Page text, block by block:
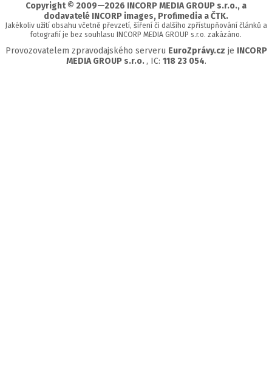
Copyright © 2009—2026 INCORP MEDIA GROUP s.r.o., a
dodavatelé INCORP images, Profimedia a ČTK.
Jakékoliv užití obsahu včetně převzetí, šíření či dalšího zpřístupňování článků a
fotografií je bez souhlasu INCORP MEDIA GROUP s.r.o. zakázáno.
Provozovatelem zpravodajského serveru EuroZprávy.cz je INCORP
MEDIA GROUP s.r.o., IC: 118 23 054.